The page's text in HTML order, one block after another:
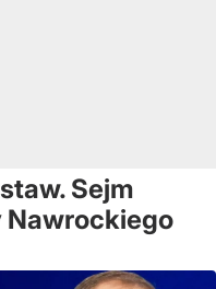
Sejm
Nawrockiego